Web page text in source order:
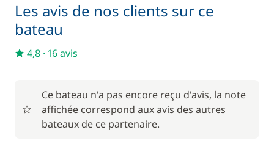
Literie
Serviettes
Les avis de nos clients sur ce
bateau
4,8 · 16 avis
Ce bateau n'a pas encore reçu d'avis, la note
affichée correspond aux avis des autres
bateaux de ce partenaire.